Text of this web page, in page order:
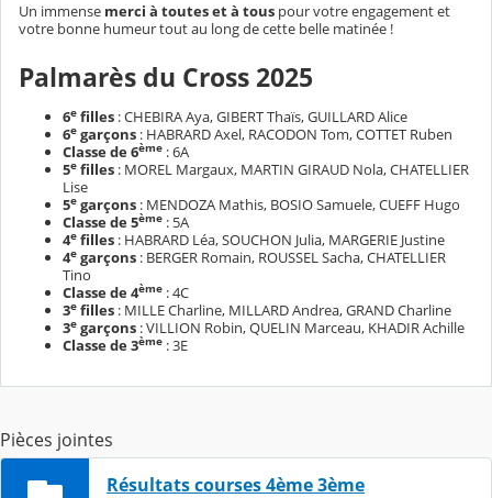
Un immense merci à toutes et à tous pour votre engagement et
votre bonne humeur tout au long de cette belle matinée !
Palmarès du Cross 2025
6e filles : CHEBIRA Aya, GIBERT Thaïs, GUILLARD Alice
6e garçons : HABRARD Axel, RACODON Tom, COTTET Ruben
Classe de 6ème :6A
5e filles : MOREL Margaux, MARTIN GIRAUD Nola, CHATELLIER
Lise
5e garçons : MENDOZA Mathis, BOSIO Samuele, CUEFF Hugo
Classe de 5ème : 5A
4e filles : HABRARD Léa, SOUCHON Julia, MARGERIE Justine
4e garçons : BERGER Romain, ROUSSEL Sacha, CHATELLIER
Tino
Classe de 4ème :4C
3e filles : MILLE Charline, MILLARD Andrea, GRAND Charline
3e garçons : VILLION Robin, QUELIN Marceau, KHADIR Achille
Classe de 3ème : 3E
Pièces jointes
Résultats courses 4ème 3ème